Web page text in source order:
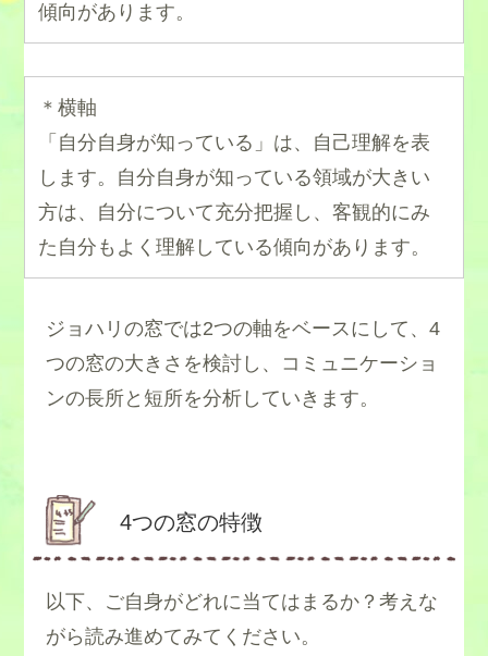
傾向があります。
＊横軸
「自分自身が知っている」は、自己理解を表
します。自分自身が知っている領域が大きい
方は、自分について充分把握し、客観的にみ
た自分もよく理解している傾向があります。
ジョハリの窓では2つの軸をベースにして、4
つの窓の大きさを検討し、コミュニケーショ
ンの長所と短所を分析していきます。
4つの窓の特徴
以下、ご自身がどれに当てはまるか？考えな
がら読み進めてみてください。